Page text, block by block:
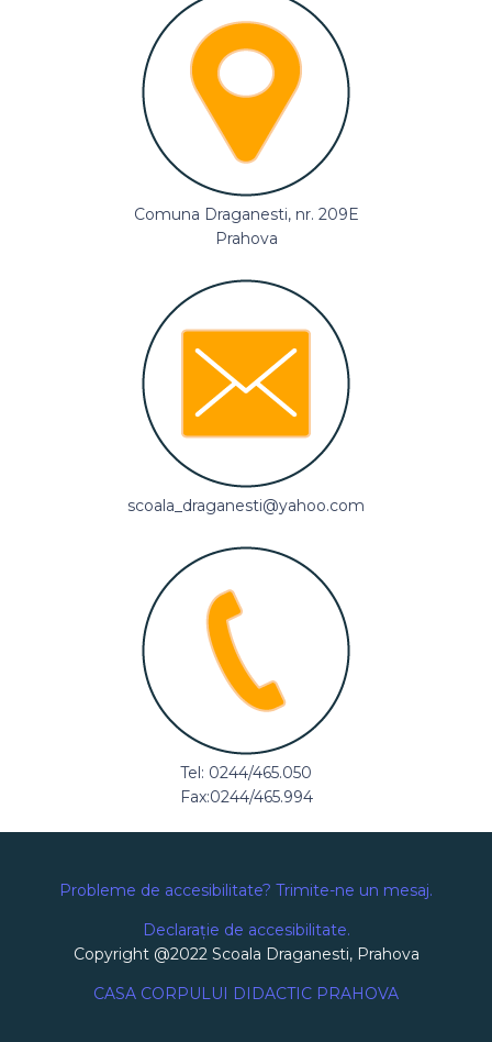
Comuna Draganesti, nr. 209E
Prahova
scoala_draganesti@yahoo.com
Tel: 0244/465.050
Fax:0244/465.994
Probleme de accesibilitate? Trimite-ne un mesaj.
Declarație de accesibilitate.
Copyright @2022 Scoala Draganesti, Prahova
CASA CORPULUI DIDACTIC PRAHOVA